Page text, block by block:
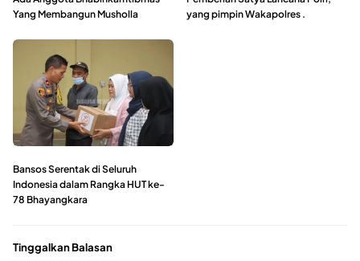
Yang Membangun Musholla
yang pimpin Wakapolres .
Bansos Serentak di Seluruh
Indonesia dalam Rangka HUT ke-
78 Bhayangkara
Tinggalkan Balasan